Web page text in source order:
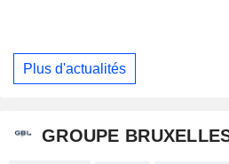
Plus d'actualités
GROUPE